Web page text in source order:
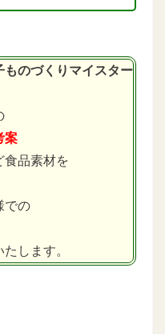
のづくりマイスター
案
品素材を
での
します。